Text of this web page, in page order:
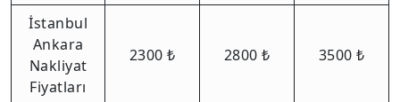
İstanbul
Ankara
Nakliyat
Fiyatları
2300 ₺ 2800 ₺ 3500 ₺